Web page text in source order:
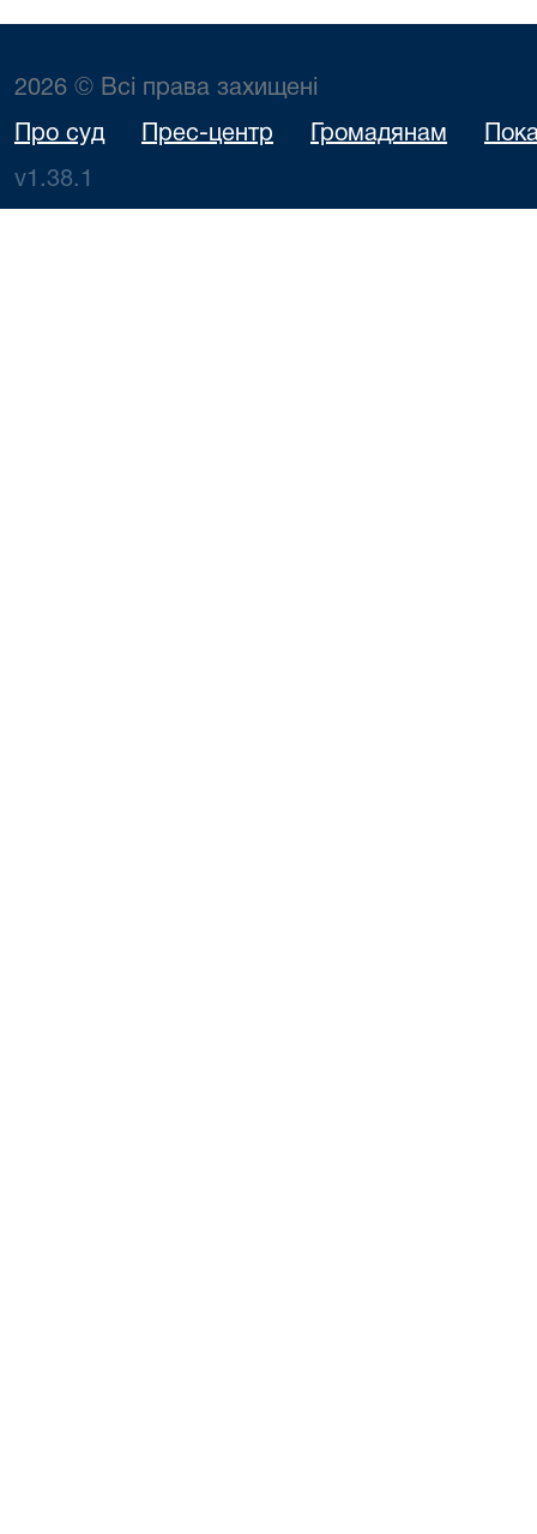
2026 © Всі права захищені
Про суд Прес-центр Громадянам
v1.38.1